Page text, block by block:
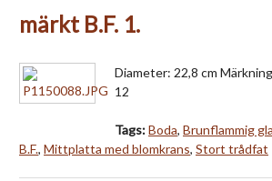
märkt B.F. 1.
Diameter: 22,8 cm
12
Tags:Boda, Brunflammig
B.F., Mittplatta med blomkrans, Stort trådfat